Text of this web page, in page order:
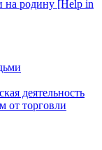
на родину [Help in
деятельность
от торговли